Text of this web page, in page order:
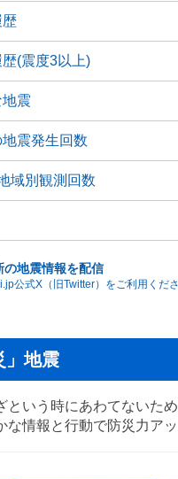
歴
(震度3以上)
震
震発生回数
域別観測回数
の地震情報を配信
公式X（旧Twitter）をご利用くださ
」地震
という時にあわてないた
な情報と行動で防災力ア